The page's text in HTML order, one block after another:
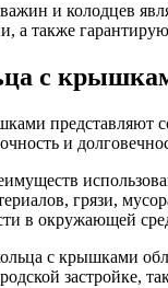
и колодцев
а также
с
представляют
и
грязи,
в окружающей
с крышками
застройке,